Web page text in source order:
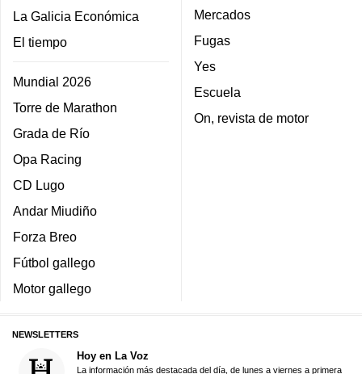
La Galicia Económica
El tiempo
Mundial 2026
Torre de Marathon
Grada de Río
Opa Racing
CD Lugo
Andar Miudiño
Forza Breo
Fútbol gallego
Motor gallego
Mercados
Fugas
Yes
Escuela
On, revista de motor
NEWSLETTERS
Hoy en La Voz
La información más destacada del día, de lunes a viernes a primera